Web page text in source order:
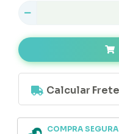
COMPRA SEGURA